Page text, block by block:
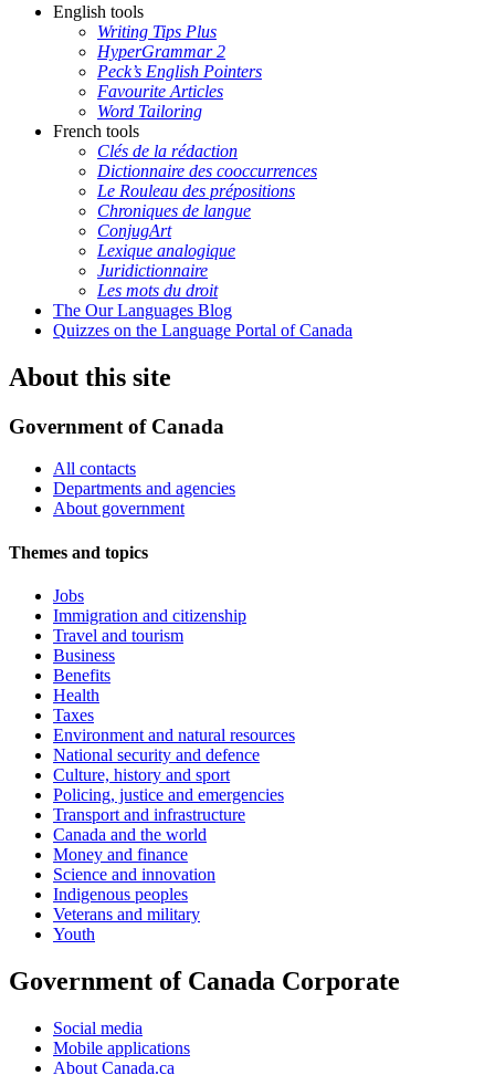
English tools
Writing Tips Plus
HyperGrammar 2
Peck’s English Pointers
Favourite Articles
Word Tailoring
French tools
Clés de la rédaction
Dictionnaire des cooccurrences
Le Rouleau des prépositions
Chroniques de langue
ConjugArt
Lexique analogique
Juridictionnaire
Les mots du droit
The Our Languages Blog
Quizzes on the Language Portal of Canada
About this site
Government of Canada
All contacts
Departments and agencies
About government
Themes and topics
Jobs
Immigration and citizenship
Travel and tourism
Business
Benefits
Health
Taxes
Environment and natural resources
National security and defence
Culture, history and sport
Policing, justice and emergencies
Transport and infrastructure
Canada and the world
Money and finance
Science and innovation
Indigenous peoples
Veterans and military
Youth
Government of Canada Corporate
Social media
Mobile applications
About Canada.ca